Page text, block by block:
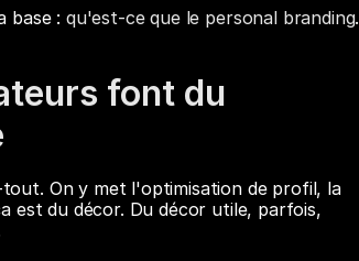
base : qu'est-ce que le personal branding.
font du
On y met l'optimisation de profil, la
est du décor. Du décor utile, parfois,